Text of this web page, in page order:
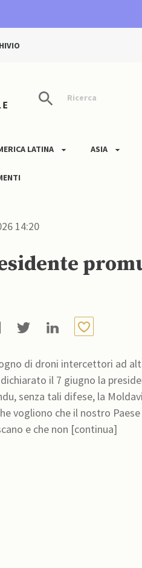
Ricerca
LATINA ASIA
14:20
di droni intercettori ad
il 7 giugno la
senza tali difese, la
vogliono che il nostro
e che non [continua]